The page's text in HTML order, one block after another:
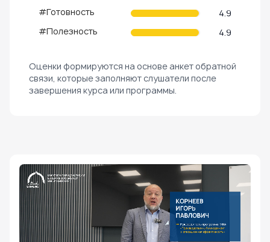
#Готовность
4.9
#Полезность
4.9
Оценки формируются на основе анкет обратной
связи, которые заполняют слушатели после
завершения курса или программы.